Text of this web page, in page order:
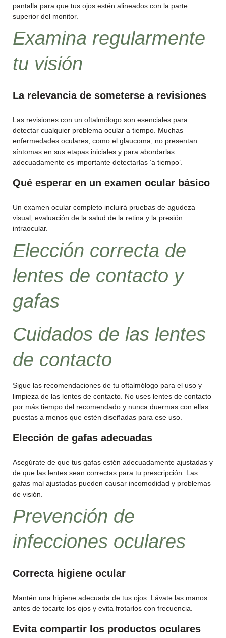
pantalla para que tus ojos estén alineados con la parte
superior del monitor.
Examina regularmente
tu visión
La relevancia de someterse a revisiones
Las revisiones con un oftalmólogo son esenciales para
detectar cualquier problema ocular a tiempo. Muchas
enfermedades oculares, como el glaucoma, no presentan
síntomas en sus etapas iniciales y para abordarlas
adecuadamente es importante detectarlas ‘a tiempo’.
Qué esperar en un examen ocular básico
Un examen ocular completo incluirá pruebas de agudeza
visual, evaluación de la salud de la retina y la presión
intraocular.
Elección correcta de
lentes de contacto y
gafas
Cuidados de las lentes
de contacto
Sigue las recomendaciones de tu oftalmólogo para el uso y
limpieza de las lentes de contacto. No uses lentes de contacto
por más tiempo del recomendado y nunca duermas con ellas
puestas a menos que estén diseñadas para ese uso.
Elección de gafas adecuadas
Asegúrate de que tus gafas estén adecuadamente ajustadas y
de que las lentes sean correctas para tu prescripción. Las
gafas mal ajustadas pueden causar incomodidad y problemas
de visión.
Prevención de
infecciones oculares
Correcta higiene ocular
Mantén una higiene adecuada de tus ojos. Lávate las manos
antes de tocarte los ojos y evita frotarlos con frecuencia.
Evita compartir los productos oculares